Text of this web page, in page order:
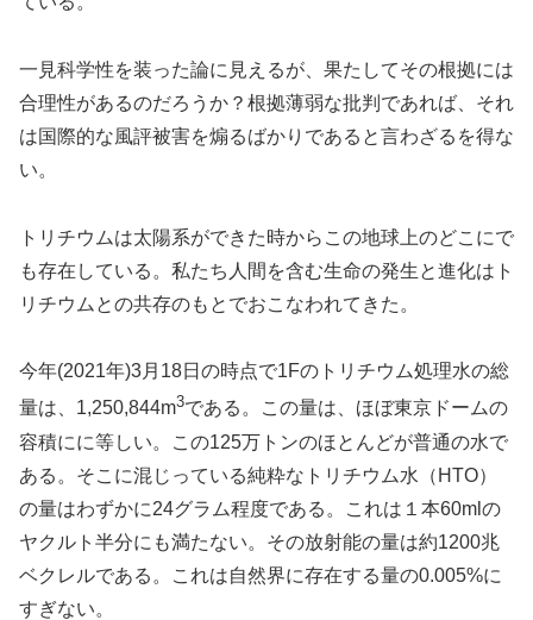
一見科学性を装った論に見えるが、果たしてその根拠には
合理性があるのだろうか？根拠薄弱な批判であれば、それ
は国際的な風評被害を煽るばかりであると言わざるを得な
い。
トリチウムは太陽系ができた時からこの地球上のどこにで
も存在している。私たち人間を含む生命の発生と進化はト
リチウムとの共存のもとでおこなわれてきた。
今年(2021年)3月18日の時点で1Fのトリチウム処理水の総
量は、1,250,844m3である。この量は、ほぼ東京ドームの
容積にに等しい。この125万トンのほとんどが普通の水で
ある。そこに混じっている純粋なトリチウム水（HTO）
の量はわずかに24グラム程度である。これは１本60mlの
ヤクルト半分にも満たない。その放射能の量は約1200兆
ベクレルである。これは自然界に存在する量の0.005%に
すぎない。